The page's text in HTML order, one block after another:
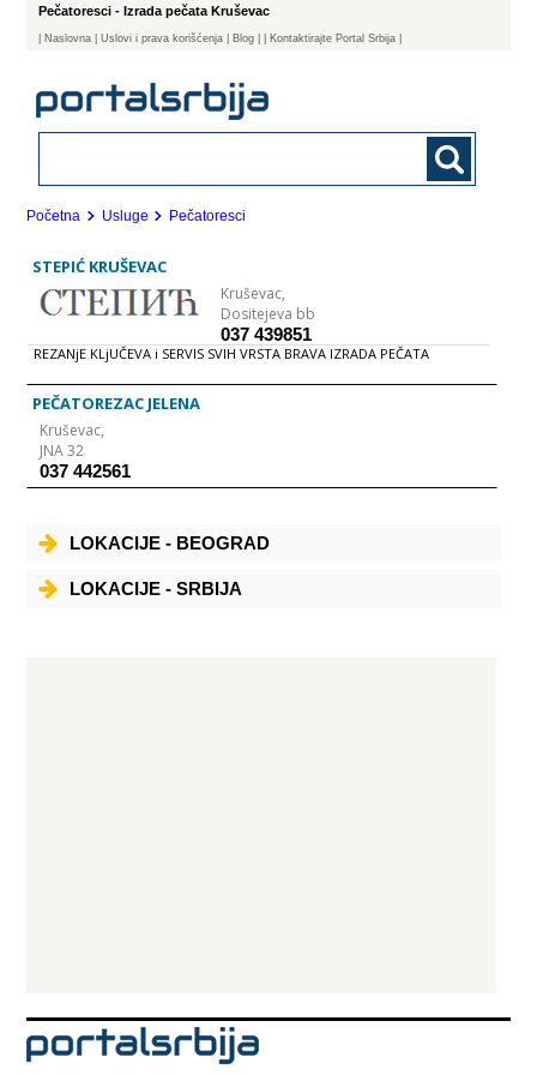
Pečatoresci - Izrada pečata Kruševac
Naslovna | Uslovi i prava korišćenja Blog | Kontaktirajte Portal Srbija |
Početna Usluge Pečatoresci
STEPIĆ KRUŠEVAC
Kruševac,
Dositejeva bb
037 439851
REZANjE KLjUČEVA i SERVIS SVIH VRSTA BRAVA IZRADA PEČATA
PEČATOREZAC JELENA
Kruševac,
JNA 32
037 442561
LOKACIJE - BEOGRAD
LOKACIJE - SRBIJA